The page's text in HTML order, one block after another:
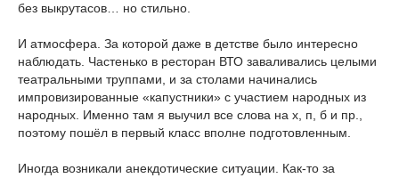
без выкрутасов… но стильно.
И атмосфера. За которой даже в детстве было интересно
наблюдать. Частенько в ресторан ВТО заваливались целыми
театральными труппами, и за столами начинались
импровизированные «капустники» с участием народных из
народных. Именно там я выучил все слова на х, п, б и пр.,
поэтому пошёл в первый класс вполне подготовленным.
Иногда возникали анекдотические ситуации. Как-то за